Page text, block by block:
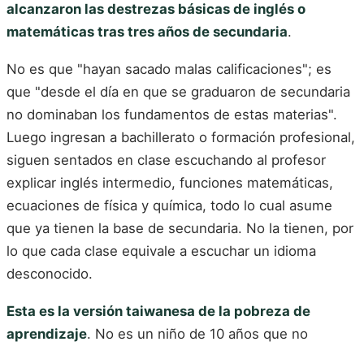
alcanzaron las destrezas básicas de inglés o
matemáticas tras tres años de secundaria.
No es que "hayan sacado malas calificaciones"; es
que "desde el día en que se graduaron de secundaria
no dominaban los fundamentos de estas materias".
Luego ingresan a bachillerato o formación profesional,
siguen sentados en clase escuchando al profesor
explicar inglés intermedio, funciones matemáticas,
ecuaciones de física y química, todo lo cual asume
que ya tienen la base de secundaria. No la tienen, por
lo que cada clase equivale a escuchar un idioma
desconocido.
Esta es la versión taiwanesa de la pobreza de
aprendizaje. No es un niño de 10 años que no